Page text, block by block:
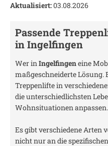
Aktualisiert:03.08.2026
Passende
inIngelfingen
Wer inIngelfingeneine
maßgeschneiderte Lösung.
Treppenlifte in
die unterschiedlichsten
Wohnsituationen anpassen.
Es gibt verschiedene Arten
nicht nur an die